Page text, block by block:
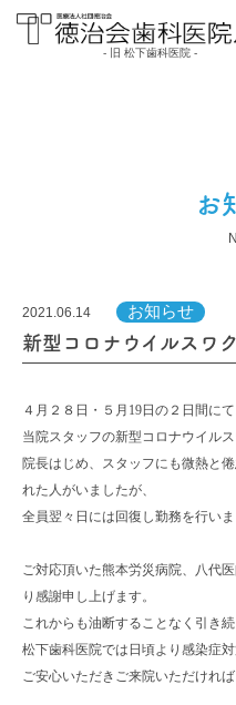
- 旧 松下歯科医院 -
お
2021.06.14 お知らせ
新型コロナウイルスワ
４月２８日・５月19日の２日間にて
当院スタッフの新型コロナウイル
院長はじめ、スタッフにも微熱と
れた人がいましたが、
全員翌々日には回復し勤務を行いま
ご対応頂いた熊本労災病院、八代
り感謝申し上げます。
これからも油断することなく引き
松下歯科医院では日頃より感染症対
ご安心いただきご来院いただければ